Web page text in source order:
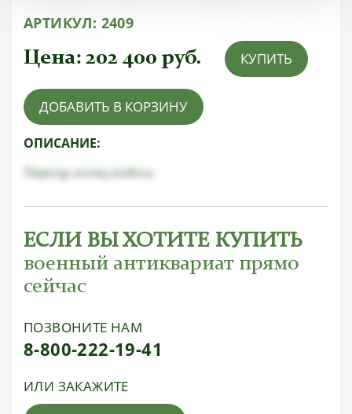
АРТИКУЛ: 2409
Цена: 202 400 руб. КУПИТЬ
ДОБАВИТЬ В КОРЗИНУ
ОПИСАНИЕ:
Период конец войны.
ЕСЛИ ВЫ ХОТИТЕ КУПИТЬ
военный антиквариат прямо
сейчас
ПОЗВОНИТЕ НАМ
8-800-222-19-41
ИЛИ ЗАКАЖИТЕ